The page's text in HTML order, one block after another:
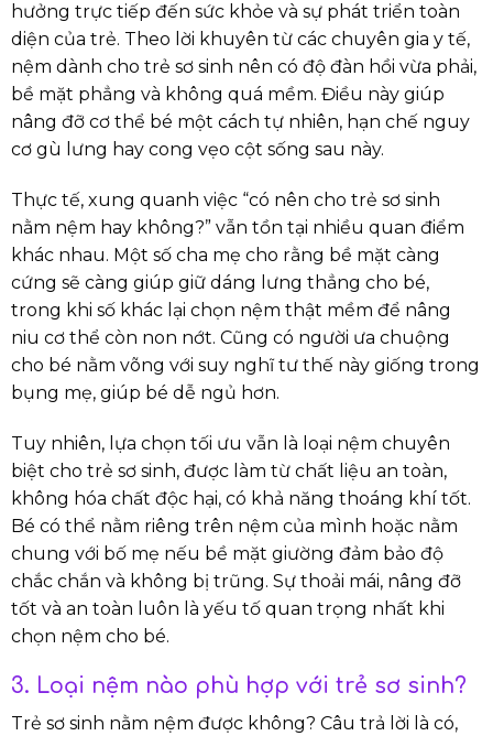
hưởng trực tiếp đến sức khỏe và sự phát triển toàn
diện của trẻ. Theo lời khuyên từ các chuyên gia y tế,
nệm dành cho trẻ sơ sinh nên có độ đàn hồi vừa phải,
bề mặt phẳng và không quá mềm. Điều này giúp
nâng đỡ cơ thể bé một cách tự nhiên, hạn chế nguy
cơ gù lưng hay cong vẹo cột sống sau này.
Thực tế, xung quanh việc “có nên cho trẻ sơ sinh
nằm nệm hay không?” vẫn tồn tại nhiều quan điểm
khác nhau. Một số cha mẹ cho rằng bề mặt càng
cứng sẽ càng giúp giữ dáng lưng thẳng cho bé,
trong khi số khác lại chọn nệm thật mềm để nâng
niu cơ thể còn non nớt. Cũng có người ưa chuộng
cho bé nằm võng với suy nghĩ tư thế này giống trong
bụng mẹ, giúp bé dễ ngủ hơn.
Tuy nhiên, lựa chọn tối ưu vẫn là loại nệm chuyên
biệt cho trẻ sơ sinh, được làm từ chất liệu an toàn,
không hóa chất độc hại, có khả năng thoáng khí tốt.
Bé có thể nằm riêng trên nệm của mình hoặc nằm
chung với bố mẹ nếu bề mặt giường đảm bảo độ
chắc chắn và không bị trũng. Sự thoải mái, nâng đỡ
tốt và an toàn luôn là yếu tố quan trọng nhất khi
chọn nệm cho bé.
3. Loại nệm nào phù hợp với trẻ sơ sinh?
Trẻ sơ sinh nằm nệm được không? Câu trả lời là có,